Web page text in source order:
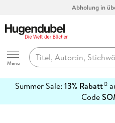
Abholung in
Hugendubel
Menu
Summer Sale: 13% Rabatt12
Code
erfahren